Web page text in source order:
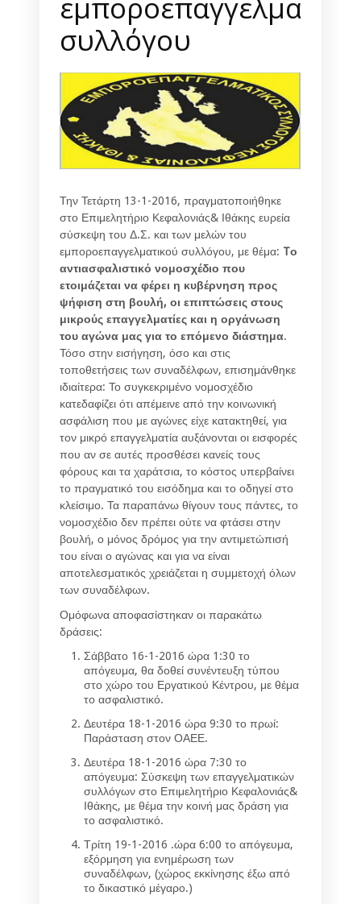
συλλόγου
Την Τετάρτη 13-1-2016, πραγματοποιήθηκε
στο Επιμελητήριο Κεφαλονιάς& Ιθάκης ευρεία
σύσκεψη του Δ.Σ. και των μελών του
εμποροεπαγγελματικού συλλόγου, με θέμα: Tο
αντιασφαλιστικό νομοσχέδιο που
ετοιμάζεται να φέρει η κυβέρνηση προς
ψήφιση στη βουλή, οι επιπτώσεις στους
μικρούς επαγγελματίες και η οργάνωση
του αγώνα μας για το επόμενο διάστημα.
Τόσο στην εισήγηση, όσο και στις
τοποθετήσεις των συναδέλφων, επισημάνθηκε
ιδιαίτερα: Το συγκεκριμένο νομοσχέδιο
κατεδαφίζει ότι απέμεινε από την κοινωνική
ασφάλιση που με αγώνες είχε κατακτηθεί, για
τον μικρό επαγγελματία αυξάνονται οι εισφορές
που αν σε αυτές προσθέσει κανείς τους
φόρους και τα χαράτσια, το κόστος υπερβαίνει
το πραγματικό του εισόδημα και το οδηγεί στο
κλείσιμο. Τα παραπάνω θίγουν τους πάντες, το
νομοσχέδιο δεν πρέπει ούτε να φτάσει στην
βουλή, ο μόνος δρόμος για την αντιμετώπισή
του είναι ο αγώνας και για να είναι
αποτελεσματικός χρειάζεται η συμμετοχή όλων
των συναδέλφων.
Ομόφωνα αποφασίστηκαν οι παρακάτω
δράσεις:
Σάββατο 16-1-2016 ώρα 1:30 το
απόγευμα, θα δοθεί συνέντευξη τύπου
στο χώρο του Εργατικού Κέντρου, με θέμα
το ασφαλιστικό.
Δευτέρα 18-1-2016 ώρα 9:30 το πρωί:
Παράσταση στον ΟΑΕΕ.
Δευτέρα 18-1-2016 ώρα 7:30 το
απόγευμα: Σύσκεψη των επαγγελματικών
συλλόγων στο Επιμελητήριο Κεφαλονιάς&
Ιθάκης, με θέμα την κοινή μας δράση για
το ασφαλιστικό.
Τρίτη 19-1-2016 .ώρα 6:00 το απόγευμα,
εξόρμηση για ενημέρωση των
συναδέλφων, (χώρος εκκίνησης έξω από
το δικαστικό μέγαρο.)